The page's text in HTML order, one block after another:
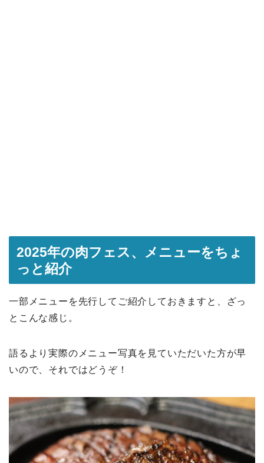
2025年の肉フェス、メニューをちょ
っと紹介
一部メニューを先行してご紹介しておきますと、ざっ
とこんな感じ。
語るより実際のメニュー写真を見ていただいた方が早
いので、それではどうぞ！